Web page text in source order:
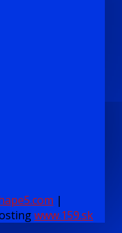
|
www.159.sk